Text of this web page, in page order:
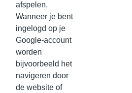
afspelen.
Wanneer je bent
ingelogd op je
Google-account
worden
bijvoorbeeld het
navigeren door
de website of